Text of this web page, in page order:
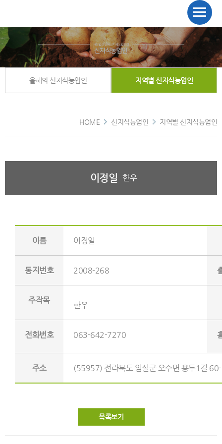
올해의 신지식농업인 지역별 신지식농업인
HOME 신지식농업인 지역별 신지식농업인
이정일 한우
이름 이정일
동지번호 2008-268
주작목
한우
전화번호 063-642-7270
주소 (55957) 전라북도 임실군 오수면 용두1길
목록보기